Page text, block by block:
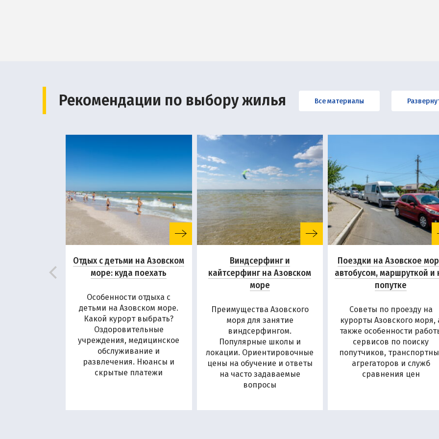
Рекомендации по выбору жилья Все материалы
Отдых с детьми на Азовском
море: куда поехать
Особенности отдыха с
детьми на Азовском море.
Какой курорт выбрать?
Оздоровительные
учреждения, медицинское
обслуживание и
развлечения. Нюансы и
скрытые платежи
Виндсерфинг и
кайтсерфинг на Азовском
море
Преимущества Азовского
моря для занятие
виндсерфингом.
Популярные школы и
локации. Ориентировочные
цены на обучение и ответы
на часто задаваемые
вопросы
Поездки на Азовское
автобусом, маршруткой и
попутке
Советы по проезду на
курорты Азовского моря,
также особенности
сервисов по поиску
попутчиков,
агрегаторов и служб
сравнения цен